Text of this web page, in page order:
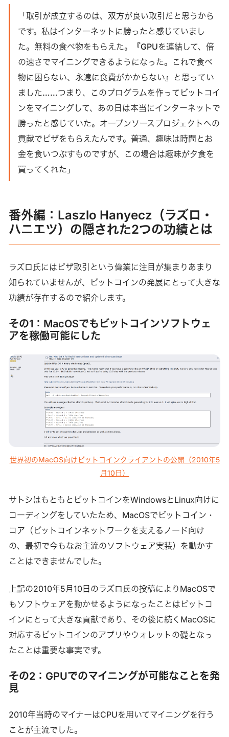
「取引が成立するのは、双方が良い取引だと思うから
です。私はインターネットに勝ったと感じていまし
た。無料の食べ物をもらえた。『GPUを連結して、倍
の速さでマイニングできるようになった。これで食べ
物に困らない、永遠に食費がかからない』と思ってい
ました……つまり、このプログラムを作ってビットコイ
ンをマイニングして、あの日は本当にインターネットで
勝ったと感じていた。オープンソースプロジェクトへの
貢献でピザをもらえたんです。普通、趣味は時間とお
金を食いつぶすものですが、この場合は趣味が夕食を
買ってくれた」
番外編：Laszlo Hanyecz（ラズロ・
ハニエツ）の隠された2つの功績とは
ラズロ氏にはピザ取引という偉業に注目が集まりあまり
知られていませんが、ビットコインの発展にとって大きな
功績が存在するので紹介します。
その1：MacOSでもビットコインソフトウェ
アを稼働可能にした
世界初のMacOS向けビットコインクライアントの公開（2010年5
月10日）
サトシはもともとビットコインをWindowsとLinux向けに
コーディングをしていたため、MacOSでビットコイン・
コア（ビットコインネットワークを支えるノード向け
の、最初で今もなお主流のソフトウェア実装）を動かす
ことはできませんでした。
上記の2010年5月10日のラズロ氏の投稿によりMacOSで
もソフトウェアを動かせるようになったことはビットコ
インにとって大きな貢献であり、その後に続くMacOSに
対応するビットコインのアプリやウォレットの礎となっ
たことは重要な事実です。
その2：GPUでのマイニングが可能なことを発
見
2010年当時のマイナーはCPUを用いてマイニングを行う
ことが主流でした。